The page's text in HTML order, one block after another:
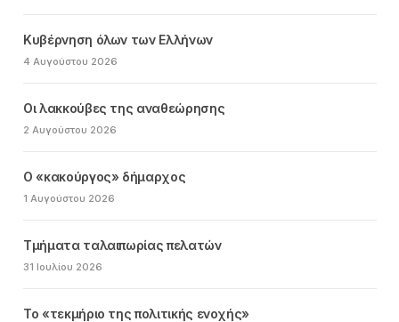
Κυβέρνηση όλων των Ελλήνων
4 Αυγούστου 2026
Οι λακκούβες της αναθεώρησης
2 Αυγούστου 2026
Ο «κακούργος» δήμαρχος
1 Αυγούστου 2026
Τμήματα ταλαιπωρίας πελατών
31 Ιουλίου 2026
Το «τεκμήριο της πολιτικής ενοχής»